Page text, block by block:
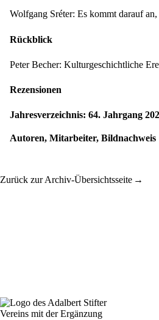
Wolfgang Sréter: Es kommt darauf
Rückblick
Peter Becher: Kulturgeschichtliche
Rezensionen
Jahresverzeichnis: 64. Jahrgang
Autoren, Mitarbeiter, Bildnachweis
Zurück zur Archiv-Übersichtsseite